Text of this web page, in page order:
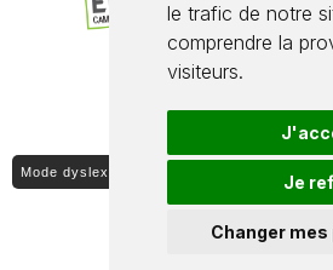
le trafic de notre
comprendre la
visiteurs.
Je
Changer
Mode dyslexique ON / OFF